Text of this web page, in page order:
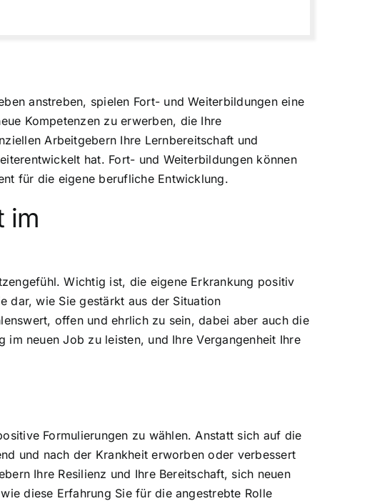
anstreben, spielen Fort- und Weiterbildungen eine
Kompetenzen zu erwerben, die Ihre
Arbeitgebern Ihre Lernbereitschaft und
hat. Fort- und Weiterbildungen können
für die eigene berufliche Entwicklung.
im
Wichtig ist, die eigene Erkrankung positiv
dar, wie Sie gestärkt aus der Situation
offen und ehrlich zu sein, dabei aber auch die
neuen Job zu leisten, und Ihre Vergangenheit Ihre
Formulierungen zu wählen. Anstatt sich auf die
und nach der Krankheit erworben oder verbessert
Ihre Resilienz und Ihre Bereitschaft, sich neuen
diese Erfahrung Sie für die angestrebte Rolle